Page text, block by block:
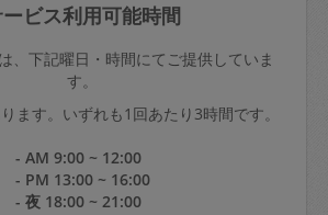
ビス利用可能時間
、下記曜日・時間にてご提供していま
す。
ます。いずれも1回あたり3時間です。
- AM 9:00 ~ 12:00
- PM 13:00 ~ 16:00
- 夜 18:00 ~ 21:00